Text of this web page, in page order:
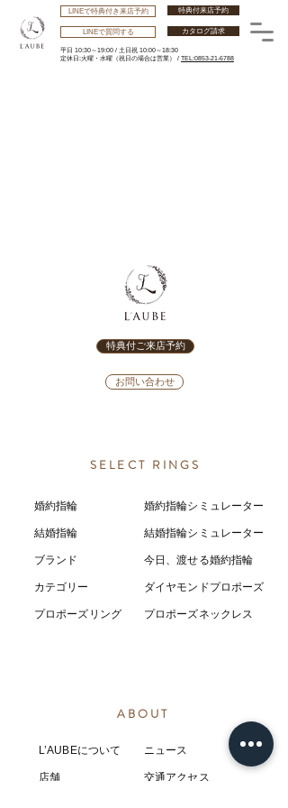
特典付来店予約
LINEで特典付き来店予約
カタログ請求
平日 10:30～19:00 / 土日祝 10:00～18:30
​定休日:火曜・水曜 （祝日の場合は営業） / TEL:0853-21-6788
LINEで質問する
特典付ご来店予約
お問い合わせ
SELECT RINGS
婚約指輪
結婚指輪
ブランド
カテゴリー
プロポーズリング
婚約指輪シミュレーター
結婚指輪シミ ュレーター
今日、渡せる婚約指輪
ダイヤモンドプロポーズ
プロポーズネックレス
ABOUT
L’AUBEについて
店舗
​ニュース
​交通アクセス